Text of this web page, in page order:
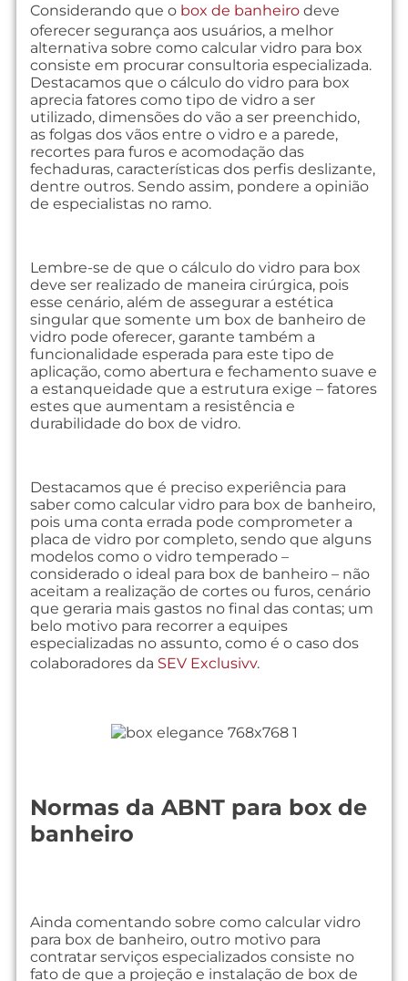
Considerando que o box de banheiro deve
oferecer segurança aos usuários, a melhor
alternativa sobre como calcular vidro para box
consiste em procurar consultoria especializada.
Destacamos que o cálculo do vidro para box
aprecia fatores como tipo de vidro a ser
utilizado, dimensões do vão a ser preenchido,
as folgas dos vãos entre o vidro e a parede,
recortes para furos e acomodação das
fechaduras, características dos perfis deslizante,
dentre outros. Sendo assim, pondere a opinião
de especialistas no ramo.
Lembre-se de que o cálculo do vidro para box
deve ser realizado de maneira cirúrgica, pois
esse cenário, além de assegurar a estética
singular que somente um box de banheiro de
vidro pode oferecer, garante também a
funcionalidade esperada para este tipo de
aplicação, como abertura e fechamento suave e
a estanqueidade que a estrutura exige – fatores
estes que aumentam a resistência e
durabilidade do box de vidro.
Destacamos que é preciso experiência para
saber como calcular vidro para box de banheiro,
pois uma conta errada pode comprometer a
placa de vidro por completo, sendo que alguns
modelos como o vidro temperado –
considerado o ideal para box de banheiro – não
aceitam a realização de cortes ou furos, cenário
que geraria mais gastos no final das contas; um
belo motivo para recorrer a equipes
especializadas no assunto, como é o caso dos
colaboradores da SEV Exclusivv.
Normas da ABNT para box de
banheiro
Ainda comentando sobre como calcular vidro
para box de banheiro, outro motivo para
contratar serviços especializados consiste no
fato de que a projeção e instalação de box de